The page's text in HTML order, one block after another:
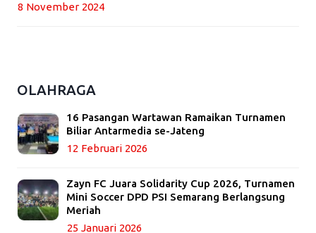
8 November 2024
OLAHRAGA
16 Pasangan Wartawan Ramaikan Turnamen
Biliar Antarmedia se-Jateng
12 Februari 2026
Zayn FC Juara Solidarity Cup 2026, Turnamen
Mini Soccer DPD PSI Semarang Berlangsung
Meriah
25 Januari 2026